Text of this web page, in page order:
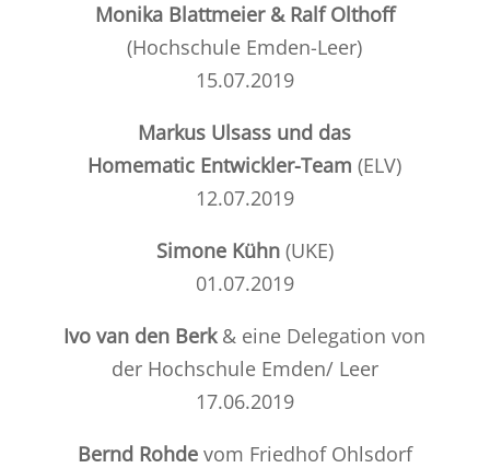
Monika Blattmeier & Ralf Olthoff
(Hochschule Emden-Leer)
15.07.2019
Markus Ulsass und das
Homematic Entwickler-Team(ELV)
12.07.2019
Simone Kühn(UKE)
01.07.2019
Ivo van den Berk& eine Delegation von
der Hochschule Emden/ Leer
17.06.2019
Bernd Rohdevom Friedhof Ohlsdorf